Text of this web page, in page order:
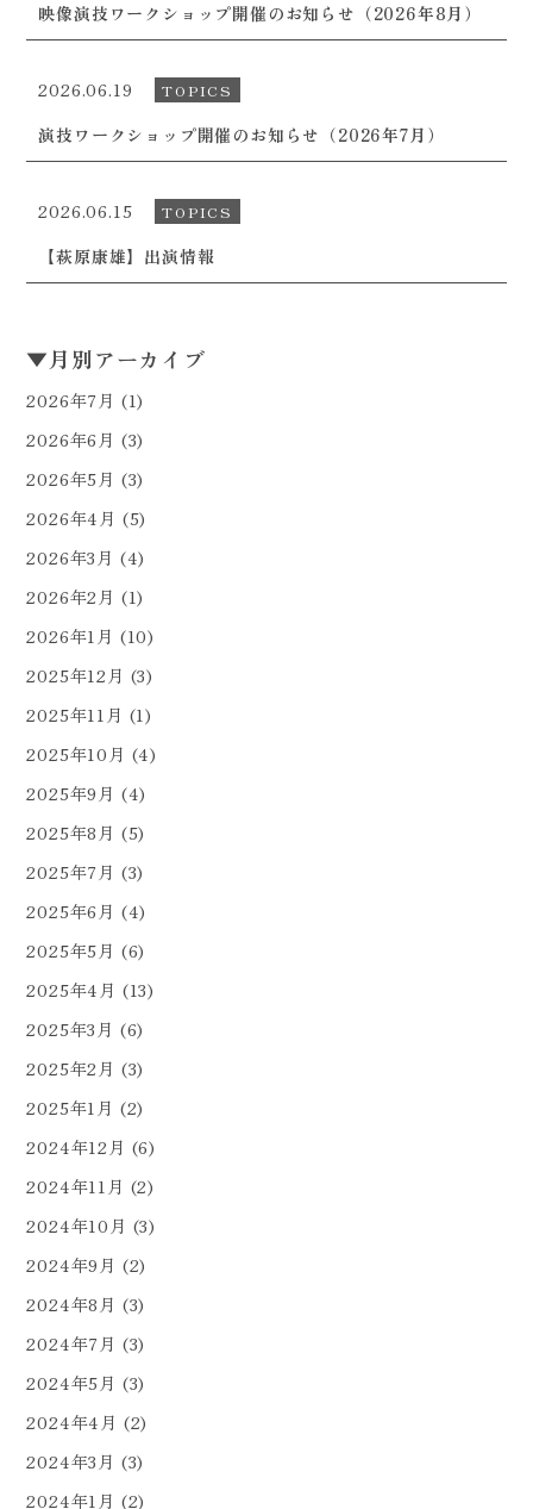
映像演技ワークショップ開催のお知らせ（2026年8月）
2026.06.19 TOPICS
演技ワークショップ開催のお知らせ（2026年7月）
2026.06.15 TOPICS
【萩原康雄】出演情報
▼月別アーカイブ
2026年7月 (1)
2026年6月 (3)
2026年5月 (3)
2026年4月 (5)
2026年3月 (4)
2026年2月 (1)
2026年1月 (10)
2025年12月 (3)
2025年11月 (1)
2025年10月 (4)
2025年9月 (4)
2025年8月 (5)
2025年7月 (3)
2025年6月 (4)
2025年5月 (6)
2025年4月 (13)
2025年3月 (6)
2025年2月 (3)
2025年1月 (2)
2024年12月 (6)
2024年11月 (2)
2024年10月 (3)
2024年9月 (2)
2024年8月 (3)
2024年7月 (3)
2024年5月 (3)
2024年4月 (2)
2024年3月 (3)
2024年1月 (2)